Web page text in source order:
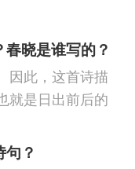
月亮 重阳
悼亡 柳 高
爱情
晓是谁写的？
因此，这首诗描
就是日出前后的
句？